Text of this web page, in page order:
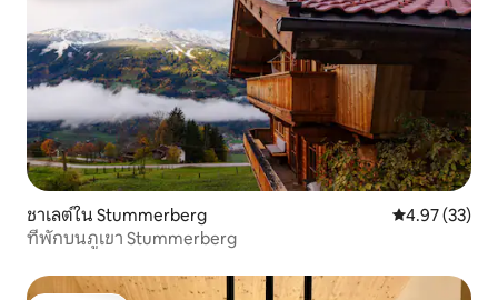
ชาเลต์ใน Stummerberg คะแนนเฉลี่ย
4.97 (33)
ที่พักบนภูเขา Stummerberg